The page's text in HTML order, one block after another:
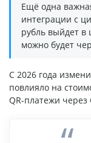
Ещё одна
интеграции с
рубль выйдет
можно будет
С 2026 года
повлияло на
QR-платежи через